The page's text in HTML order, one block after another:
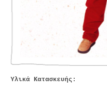
Υλικά Κατασκευής: